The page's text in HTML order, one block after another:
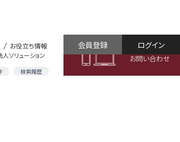
人ソリューション
検索履歴
お役立ち情報
お問い合わせ
ログイン
会員登録